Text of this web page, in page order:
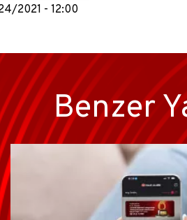
2021 - 12:00
Benzer